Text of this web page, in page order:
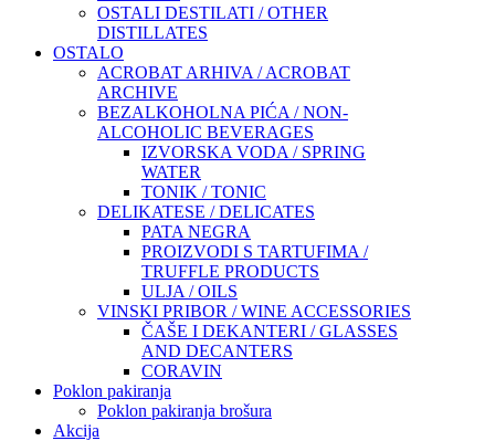
OSTALI DESTILATI / OTHER
DISTILLATES
OSTALO
ACROBAT ARHIVA / ACROBAT
ARCHIVE
BEZALKOHOLNA PIĆA / NON-
ALCOHOLIC BEVERAGES
IZVORSKA VODA / SPRING
WATER
TONIK / TONIC
DELIKATESE / DELICATES
PATA NEGRA
PROIZVODI S TARTUFIMA /
TRUFFLE PRODUCTS
ULJA / OILS
VINSKI PRIBOR / WINE ACCESSORIES
ČAŠE I DEKANTERI / GLASSES
AND DECANTERS
CORAVIN
Poklon pakiranja
Poklon pakiranja brošura
Akcija